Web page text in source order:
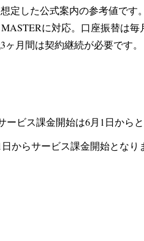
定した公式案内の参考値です。
に対応。口座振替は毎
月間は契約継続が必要です。
ビス課金開始は6月1日から
からサービス課金開始とな